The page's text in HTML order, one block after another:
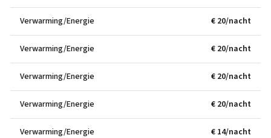
Verwarming/Energie € 20/nacht
Verwarming/Energie € 20/nacht
Verwarming/Energie € 20/nacht
Verwarming/Energie € 20/nacht
Verwarming/Energie € 14/nacht